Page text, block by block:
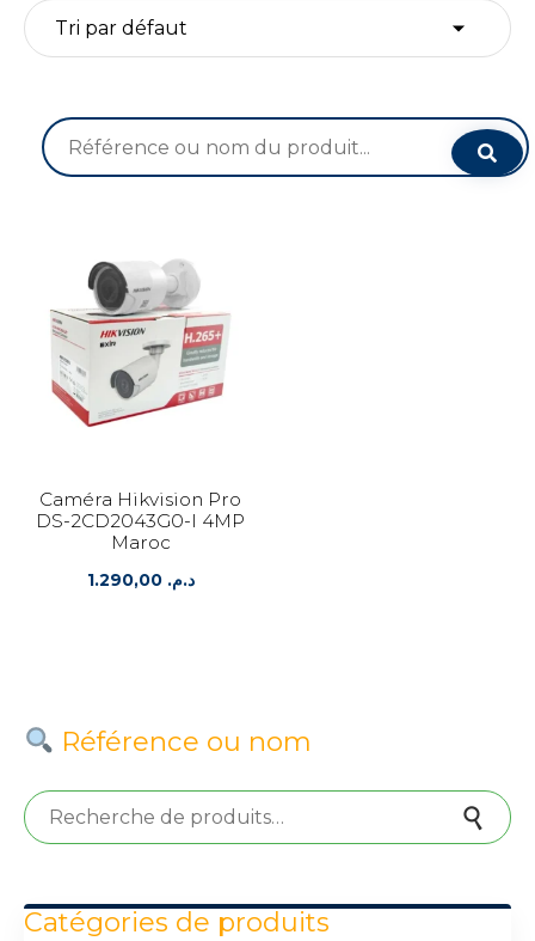
Recherche
pour :
Caméra Hikvision Pro
DS-2CD2043G0-I 4MP
Maroc
د.م. 1.290,00
Référence ou nom
Recherche pour :
Catégories de produits